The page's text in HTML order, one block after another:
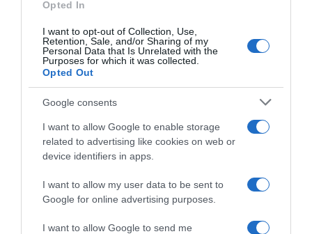
Opted In
I want to opt-out of Collection, Use,
Retention, Sale, and/or Sharing of my
Personal Data that Is Unrelated with the
Purposes for which it was collected.
Opted Out
Google consents
I want to allow Google to enable storage
related to advertising like cookies on web or
device identifiers in apps.
I want to allow my user data to be sent to
Google for online advertising purposes.
I want to allow Google to send me
ΣΧΟΛΙΑ